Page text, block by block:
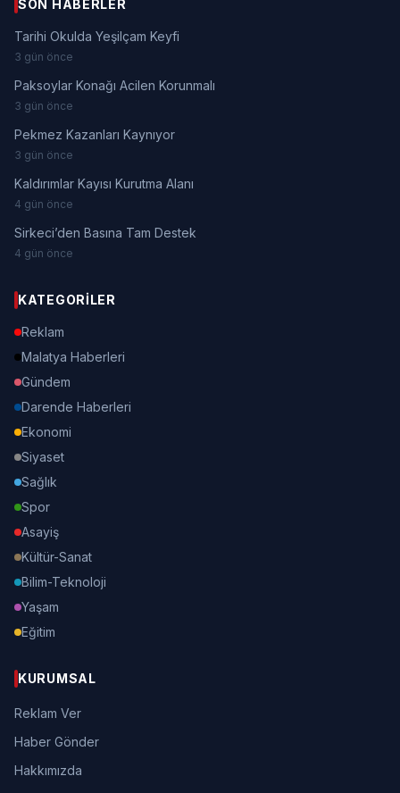
SON HABERLER
Tarihi Okulda Yeşilçam Keyfi
3 gün önce
Paksoylar Konağı Acilen Korunmalı
3 gün önce
Pekmez Kazanları Kaynıyor
3 gün önce
Kaldırımlar Kayısı Kurutma Alanı
4 gün önce
Sirkeci’den Basına Tam Destek
4 gün önce
KATEGORILER
Reklam
Malatya Haberleri
Gündem
Darende Haberleri
Ekonomi
Siyaset
Sağlık
Spor
Asayiş
Kültür-Sanat
Bilim-Teknoloji
Yaşam
Eğitim
KURUMSAL
Reklam Ver
Haber Gönder
Hakkımızda